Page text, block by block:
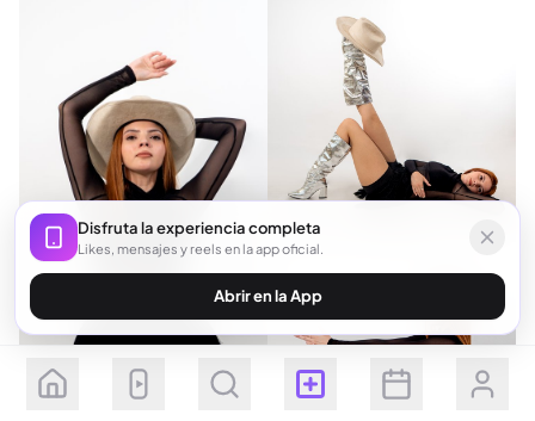
Seguir Suscribirse
Disfruta la experiencia completa
Likes, mensajes y reels en la app oficial.
Abrir en la App